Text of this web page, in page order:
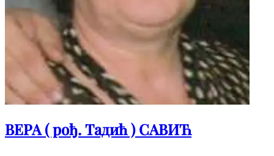
ВЕРА ( рођ. Тадић ) САВИЋ